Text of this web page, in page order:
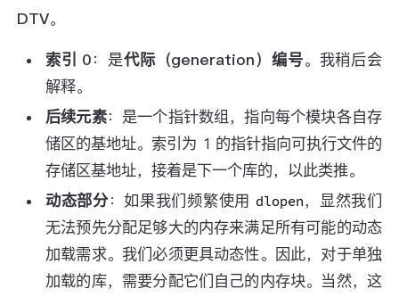
DTV。
索引 0 ：是代际（generation）编号。我稍后会
解释。
后续元素：是一个指针数组，指向每个模块各自存
储区的基地址。索引为 1 的指针指向可执行文件的
存储区基地址，接着是下一个库的，以此类推。
动态部分：如果我们频繁使用 dlopen，显然我们
无法预先分配足够大的内存来满足所有可能的动态
加载需求。我们必须更具动态性。因此，对于单独
加载的库，需要分配它们自己的内存块。当然，这